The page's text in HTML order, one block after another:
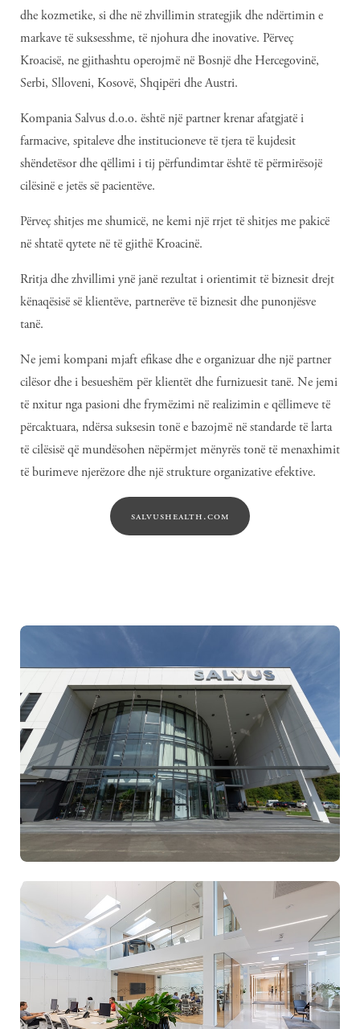
dhe kozmetike, si dhe në zhvillimin strategjik dhe ndërtimin e
markave të suksesshme, të njohura dhe inovative. Përveç
Kroacisë, ne gjithashtu operojmë në Bosnjë dhe Hercegovinë,
Serbi, Slloveni, Kosovë, Shqipëri dhe Austri.
Kompania Salvus d.o.o. është një partner krenar afatgjatë i
farmacive, spitaleve dhe institucioneve të tjera të kujdesit
shëndetësor dhe qëllimi i tij përfundimtar është të përmirësojë
cilësinë e jetës së pacientëve.
Përveç shitjes me shumicë, ne kemi një rrjet të shitjes me pakicë
në shtatë qytete në të gjithë Kroacinë.
Rritja dhe zhvillimi ynë janë rezultat i orientimit të biznesit drejt
kënaqësisë së klientëve, partnerëve të biznesit dhe punonjësve
tanë.
Ne jemi kompani mjaft efikase dhe e organizuar dhe një partner
cilësor dhe i besueshëm për klientët dhe furnizuesit tanë. Ne jemi
të nxitur nga pasioni dhe frymëzimi në realizimin e qëllimeve të
përcaktuara, ndërsa suksesin tonë e bazojmë në standarde të larta
të cilësisë që mundësohen nëpërmjet mënyrës tonë të menaxhimit
të burimeve njerëzore dhe një strukture organizative efektive.
salvushealth.com